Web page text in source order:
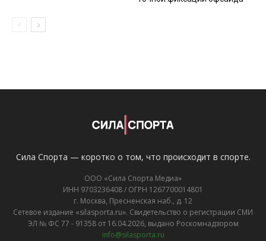
Сила Спорта — коротко о том, что происходит в спорте.
ООО «Сила Спорта Медиа»
ИНН 9703236408 / ОГРН 1267700014801
г. Москва, Пресненская наб., д. 12
Сетевое издание «silasporta.ru». Свидетельство о регистрации СМИ
ЭЛ № ФС 77 - 91358 от 16.04.2026, выдано Роскомнадзором
info@silasporta.ru